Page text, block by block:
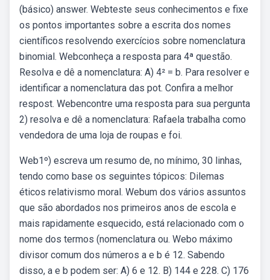
(básico) answer. Webteste seus conhecimentos e fixe
os pontos importantes sobre a escrita dos nomes
científicos resolvendo exercícios sobre nomenclatura
binomial. Webconheça a resposta para 4ª questão.
Resolva e dê a nomenclatura: A) 4² = b. Para resolver e
identificar a nomenclatura das pot. Confira a melhor
respost. Webencontre uma resposta para sua pergunta
2) resolva e dê a nomenclatura: Rafaela trabalha como
vendedora de uma loja de roupas e foi.
Web1º) escreva um resumo de, no mínimo, 30 linhas,
tendo como base os seguintes tópicos: Dilemas
éticos relativismo moral. Webum dos vários assuntos
que são abordados nos primeiros anos de escola e
mais rapidamente esquecido, está relacionado com o
nome dos termos (nomenclatura ou. Webo máximo
divisor comum dos números a e b é 12. Sabendo
disso, a e b podem ser: A) 6 e 12. B) 144 e 228. C) 176